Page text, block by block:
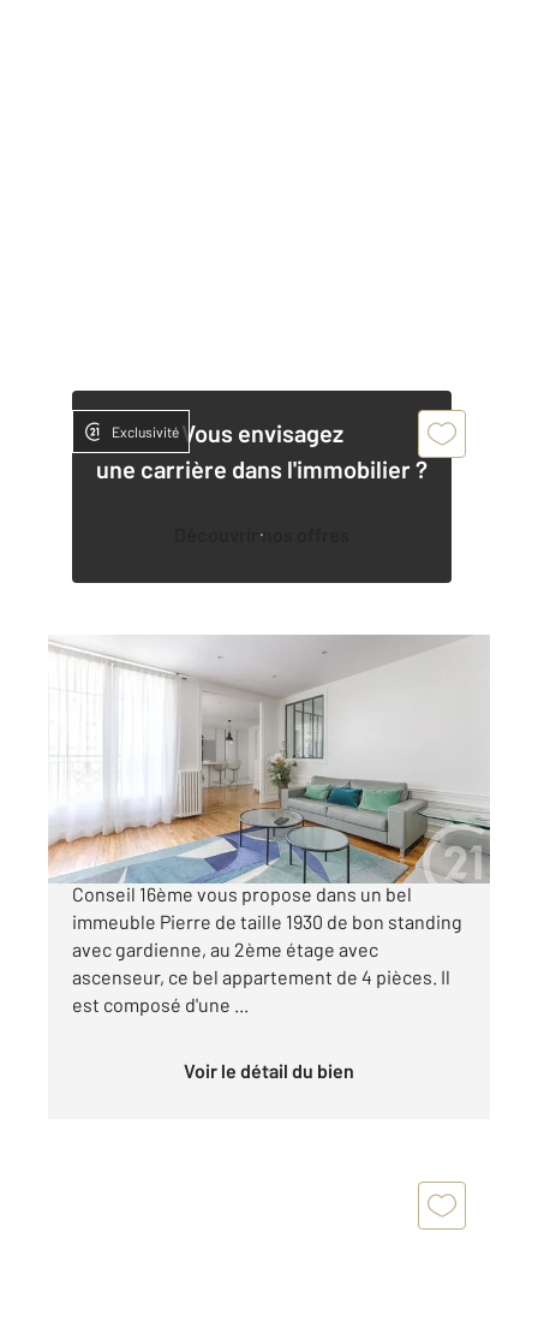
Vous envisagez
une carrière dans l'immobilier ?
Découvrir nos offres
Exclusivité
PARIS 75016
, 4 pièces
Appartement F4 à vendre
949 000 €
MICHEL ANGE - Votre agence Century 21 Via
Conseil 16ème vous propose dans un bel
immeuble Pierre de taille 1930 de bon standing
avec gardienne, au 2ème étage avec
ascenseur, ce bel appartement de 4 pièces. Il
est composé d'une ...
Voir le détail du bien